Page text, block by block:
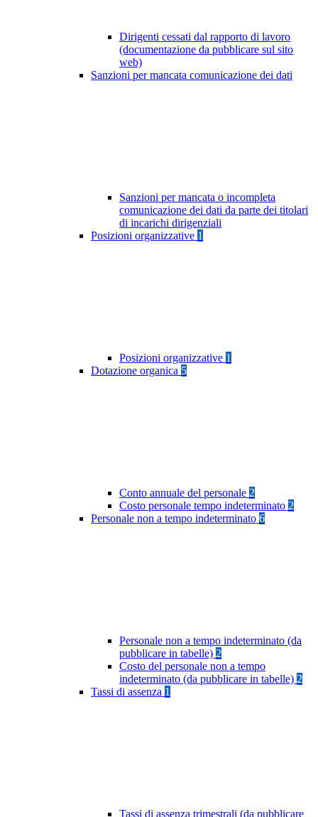
Dirigenti cessati dal rapporto di lavoro
(documentazione da pubblicare sul sito
web)
Sanzioni per mancata comunicazione dei dati
Sanzioni per mancata o incompleta
comunicazione dei dati da parte dei titolari
di incarichi dirigenziali
Posizioni organizzative 1
Posizioni organizzative 1
Dotazione organica 5
Conto annuale del personale 2
Costo personale tempo indeterminato 2
Personale non a tempo indeterminato 6
Personale non a tempo indeterminato (da
pubblicare in tabelle) 2
Costo del personale non a tempo
indeterminato (da pubblicare in tabelle) 2
Tassi di assenza 1
Tassi di assenza trimestrali (da pubblicare